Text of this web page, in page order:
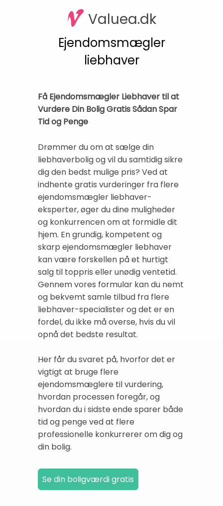
Valuea.dk
Ejendomsmægler
liebhaver
Få Ejendomsmægler Liebhaver til at
Vurdere Din Bolig Gratis Sådan Spar
Tid og Penge
Drømmer du om at sælge din
liebhaverbolig og vil du samtidig sikre
dig den bedst mulige pris? Ved at
indhente gratis vurderinger fra flere
ejendomsmægler liebhaver-
eksperter, øger du dine muligheder
og konkurrencen om at formidle dit
hjem. En grundig, kompetent og
skarp ejendomsmægler liebhaver
kan være forskellen på et hurtigt
salg til toppris eller unødig ventetid.
Gennem vores formular kan du nemt
og bekvemt samle tilbud fra flere
liebhaver-specialister og det er en
fordel, du ikke må overse, hvis du vil
opnå det bedste resultat.
Her får du svaret på, hvorfor det er
vigtigt at bruge flere
ejendomsmæglere til vurdering,
hvordan processen foregår, og
hvordan du i sidste ende sparer både
tid og penge ved at flere
professionelle konkurrerer om dig og
din bolig.